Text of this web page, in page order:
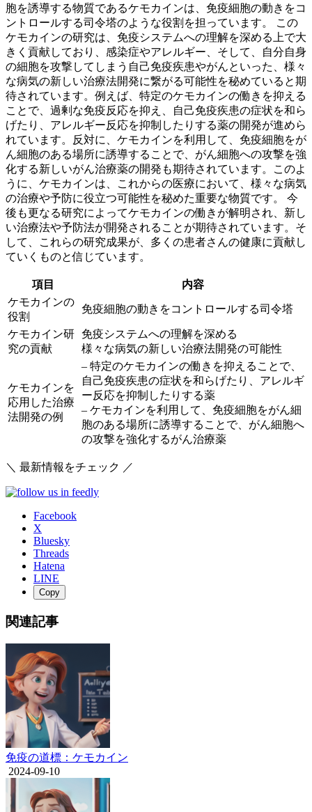
胞を誘導する物質であるケモカインは、免疫細胞の動きをコ
ントロールする司令塔のような役割を担っています。
この
ケモカインの研究は、免疫システムへの理解を深める上で大
きく貢献しており、感染症やアレルギー、そして、自分自身
の細胞を攻撃してしまう自己免疫疾患やがんといった、様々
な病気の新しい治療法開発に繋がる可能性を秘めていると期
待されています。例えば、特定のケモカインの働きを抑える
ことで、過剰な免疫反応を抑え、自己免疫疾患の症状を和ら
げたり、アレルギー反応を抑制したりする薬の開発が進めら
れています。反対に、ケモカインを利用して、免疫細胞をが
ん細胞のある場所に誘導することで、がん細胞への攻撃を強
化する新しいがん治療薬の開発も期待されています。
このよ
うに、ケモカインは、これからの医療において、様々な病気
の治療や予防に役立つ可能性を秘めた重要な物質です。
今
後も更なる研究によってケモカインの働きが解明され、新し
い治療法や予防法が開発されることが期待されています。そ
して、これらの研究成果が、多くの患者さんの健康に貢献し
ていくものと信じています。
項目
内容
ケモカインの
役割
免疫細胞の動きをコントロールする司令塔
ケモカイン研
究の貢献
免疫システムへの理解を深める
様々な病気の新しい治療法開発の可能性
ケモカインを
応用した治療
法開発の例
– 特定のケモカインの働きを抑えることで、
自己免疫疾患の症状を和らげたり、アレルギ
ー反応を抑制したりする薬
– ケモカインを利用して、免疫細胞をがん細
胞のある場所に誘導することで、がん細胞へ
の攻撃を強化するがん治療薬
＼ 最新情報をチェック ／
Facebook
X
Bluesky
Threads
Hatena
LINE
Copy
関連記事
免疫の道標：ケモカイン
2024-09-10